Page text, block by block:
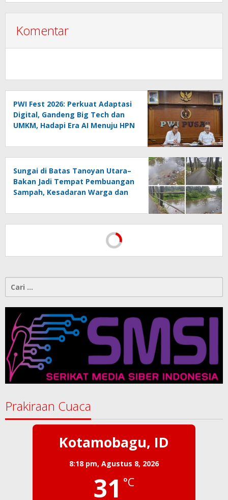
Komentar
PWI Fest 2026: Perkuat Adaptasi
Digital, Gandeng Big Tech dan
UMKM, Hadapi Era AI Menuju HPN
Sungai di Batas Tanoyan Utara–
Bakan Jadi Tempat Pembuangan
Sampah, Kesadaran Warga dan
Dipertanyakan
Cari
Prakiraan Cuaca
Kotamobagu, ID
8:18 pm, Agustus 8, 2026
31 °C